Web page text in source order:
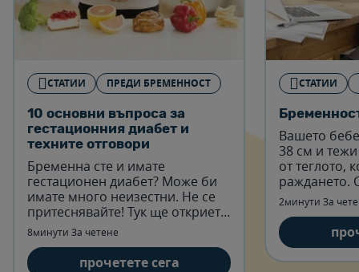
СТАТИИ ПРЕДИ БРЕМЕННОСТ
10 основни въпроса за
гестационния диабет и
техните отговори
Бременна сте и имате
гестационен диабет? Може би
имате много неизестни. Не се
притеснявайте! Тук ще откриете
отговори на всички въпроси,
свързани с гестационния
диабет.
8минути За четене
прочетете сега
СТАТИИ
Вашето
38 см и
от теглото,
раждането.
около 5½ см
Прочетете
седмица.
2минути За